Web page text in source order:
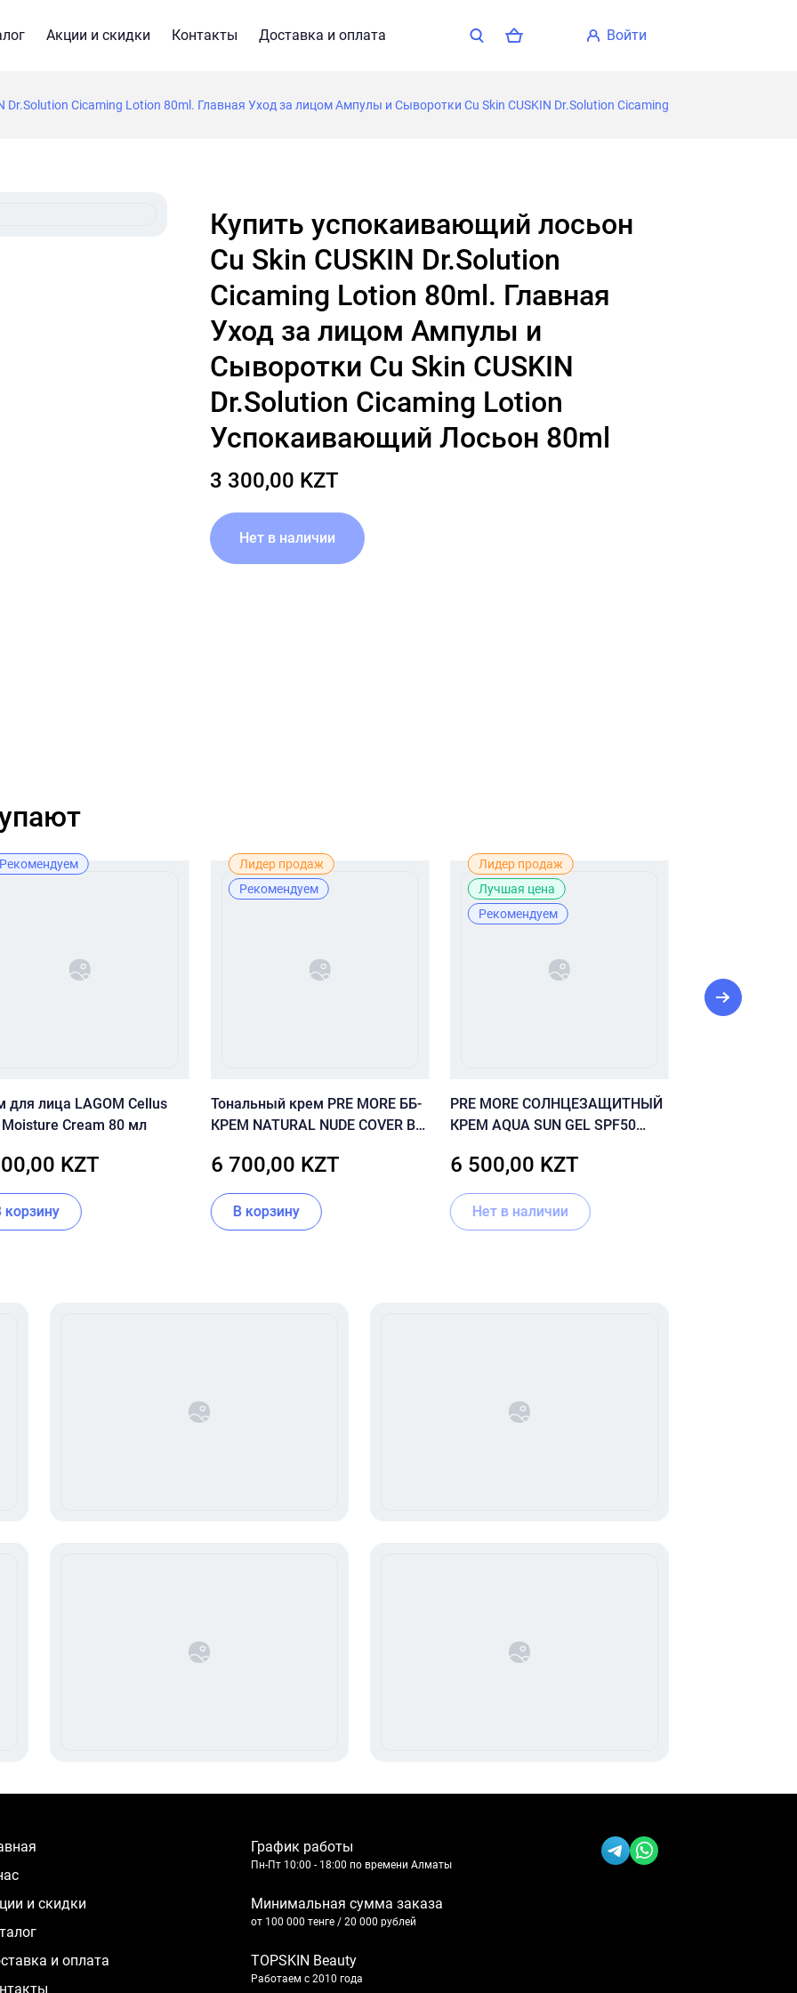
Акции и скидки Контакты Доставка и оплата войти
Cicaming Lotion 80ml. Главная Уход за лицом Ампулы и Сыворотки Cu Skin CUSKIN Dr.Solution Cicaming
Купить успокаивающий лосьон
Cu Skin CUSKIN Dr.Solution
Cicaming Lotion 80ml. Главная
Уход за лицом Ампулы и
Сыворотки Cu Skin CUSKIN
Dr.Solution Cicaming Lotion
Успокаивающий Лосьон 80ml
3 300,00 KZT
Нет в наличии
Рекомендуем
для лица LAGOM Cellus
Cream 80 мл
KZT
В корзину
Лидер продаж
Рекомендуем
Тональный крем PRE MORE ББ-
КРЕМ NATURAL NUDE COVER BB
6 700,00 KZT
В корзину
Лидер продаж
Лучшая цена
Рекомендуем
PRE MORE СОЛНЦЕЗАЩИТНЫЙ
КРЕМ AQUA SUN GEL SPF50
6 500,00 KZT
Нет в наличии
нас
и скидки
и оплата
График работы
Пн-Пт 10:00 - 18:00 по времени Алматы
Минимальная сумма заказа
от 100 000 тенге / 20 000 рублей
TOPSKIN Beauty
Работаем с 2010 года